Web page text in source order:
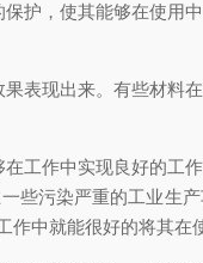
护，使其能够在使用
现出来。有些材料
作中实现良好的工
些污染严重的工业生
中就能很好的将其在